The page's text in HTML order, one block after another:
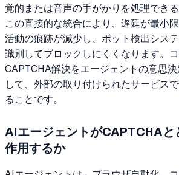
覚的または音声の手がかりを処理できる
この直接的な統合により、遅延が最小
活動の痕跡が減少し、ボット検出シス
識別してブロックしにくくなります。コ
CAPTCHA解決をエージェントの意思
して、外部の取り付けられたサービス
ることです。
AIエージェントがCAPTCHAと
作用するか